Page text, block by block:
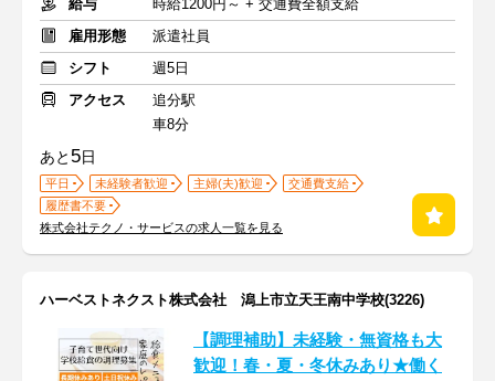
給与
時給1200円～ + 交通費全額支給
雇用形態
派遣社員
シフト
週5日
アクセス
追分駅
車8分
あと 5日
平日 未経験者歓迎 主婦(夫)歓迎
交通費支給
履歴書不要
株式会社テクノ・サービスの求人一覧を見る
ハーベストネクスト株式会社 潟上市立天王南中学校(3226)
【調理補助】未経験・無資格も大
歓迎！春・夏・冬休みあり★働く